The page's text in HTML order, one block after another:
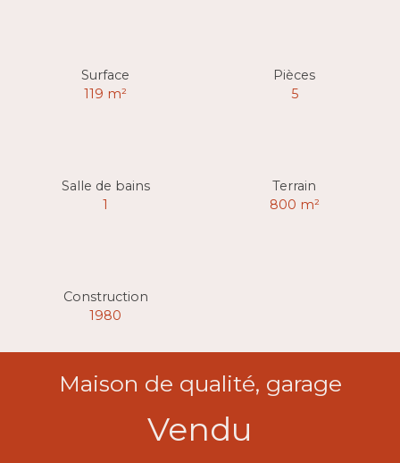
Surface
119 m²
Pièces
5
Salle de bains
1
Terrain
800 m²
Construction
1980
Maison de qualité, garage
Vendu